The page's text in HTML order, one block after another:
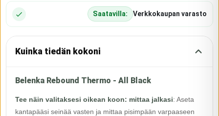
Saatavilla: Verkkokaupan varasto
Kuinka tiedän kokoni
Belenka Rebound Thermo - All Black
Tee näin valitaksesi oikean koon: mittaa jalkasi: Aseta
kantapääsi seinää vasten ja mittaa pisimpään varpaaseen